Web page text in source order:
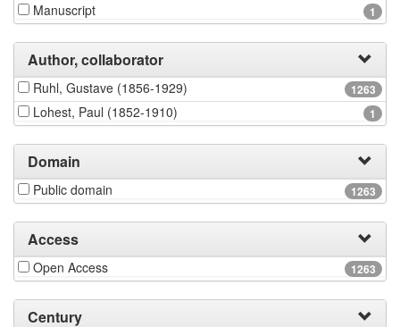
1
Manuscript
Author, collaborator
1263
Ruhl, Gustave (1856-1929)
1
Lohest, Paul (1852-1910)
Domain
1263
Public domain
Access
1263
Open Access
Century